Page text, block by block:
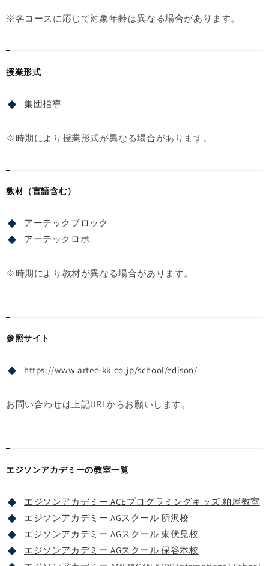
※各コースに応じて対象年齢は異なる場合があります。
授業形式
集団指導
※時期により授業形式が異なる場合があります。
教材（言語含む）
アーテックブロック
アーテックロボ
※時期により教材が異なる場合があります。
参照サイト
https://www.artec-kk.co.jp/school/edison/
お問い合わせは上記URLからお願いします。
エジソンアカデミーの教室一覧
エジソンアカデミー ACEプログラミングキッズ 粕屋教室
エジソンアカデミー AGスクール 所沢校
エジソンアカデミー AGスクール 東伏見校
エジソンアカデミー AGスクール 保谷本校